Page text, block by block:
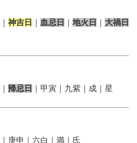
神吉日 血忌日 地火日
大禍日
帰忌日 ｜甲寅｜九紫｜成｜星
｜庚申｜六白｜満｜氏